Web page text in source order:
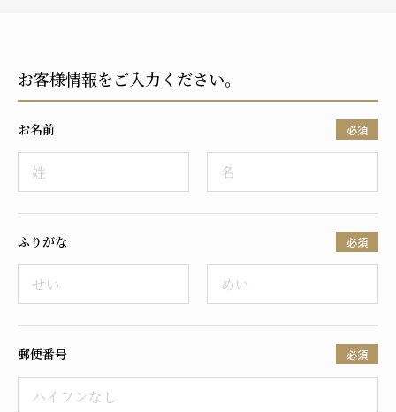
ご入居までの流れ
介護保険の仕組み
FAQ
運営会社
プライバシーポリシー
採用情報
お客様情報をご入力ください。
お名前 必須
ふりがな 必須
郵便番号 必須